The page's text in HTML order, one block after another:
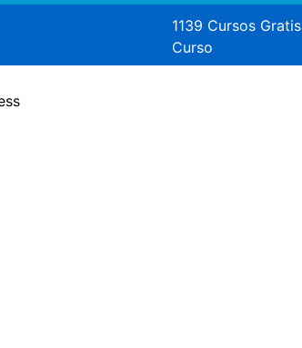
1139 Cursos Gratis
Curso